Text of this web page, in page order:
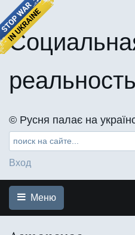
реальность
©️ Русня палає на
Вход
Меню